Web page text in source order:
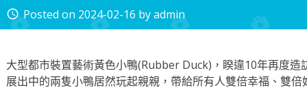
access_time Posted on 2024-02-16 byadmin
大型都市裝置藝術黃色小鴨(Rubber Duck)，睽違10年再度
展出中的兩隻小鴨居然玩起親親，帶給所有人雙倍幸福、雙倍